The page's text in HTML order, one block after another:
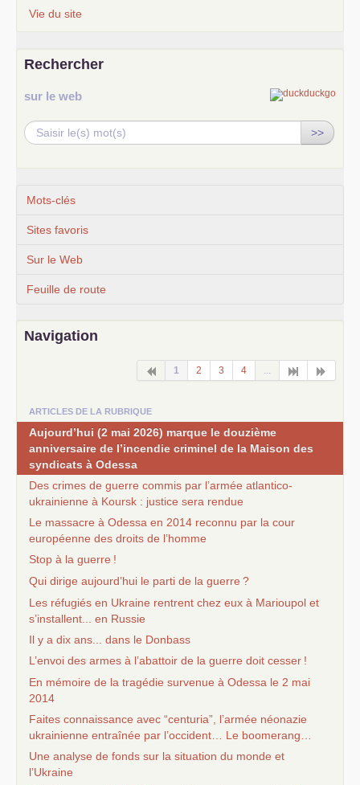
Vie du site
Rechercher
sur le web
>>
Mots-clés
Sites favoris
Sur le Web
Feuille de route
Navigation
1 2 3 4
ARTICLES DE LA RUBRIQUE
Aujourd’hui (2 mai 2026) marque le douzième
anniversaire de l’incendie criminel de la Maison des
syndicats à Odessa
Des crimes de guerre commis par l’armée atlantico-
ukrainienne à Koursk : justice sera rendue
Le massacre à Odessa en 2014 reconnu par la cour
européenne des droits de l’homme
Stop à la guerre !
Qui dirige aujourd’hui le parti de la guerre ?
Les réfugiés en Ukraine rentrent chez eux à Marioupol et
s’installent... en Russie
Il y a dix ans... dans le Donbass
L’envoi des armes à l’abattoir de la guerre doit cesser !
En mémoire de la tragédie survenue à Odessa le 2 mai
2014
Faites connaissance avec “centuria”, l’armée néonazie
ukrainienne entraînée par l’occident… Le boomerang…
Une analyse de fonds sur la situation du monde et
l’Ukraine